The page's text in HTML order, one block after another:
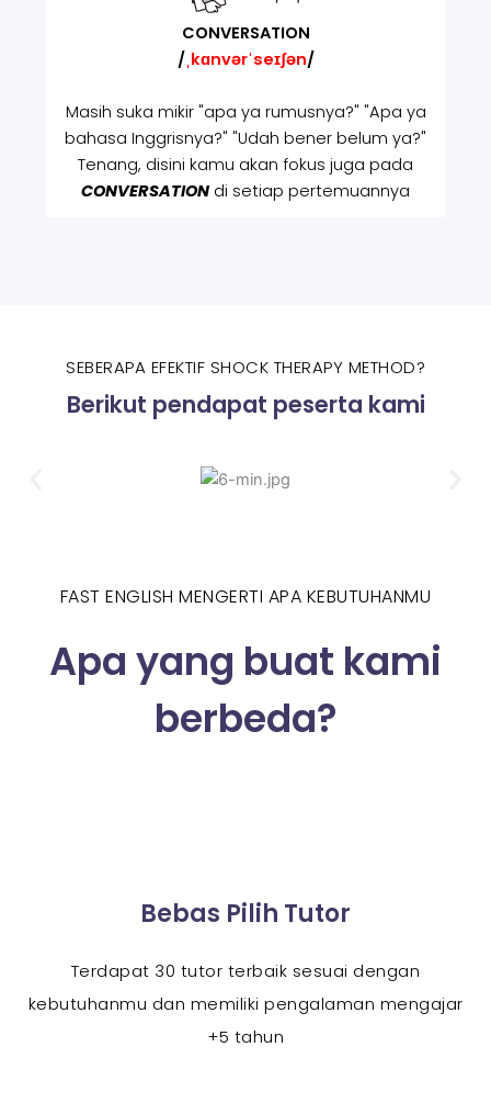
CONVERSATION
/ˌkɑnvərˈseɪʃən/
Masih suka mikir "apa ya rumusnya?" "Apa ya
bahasa Inggrisnya?" "Udah bener belum ya?"
Tenang, disini kamu akan fokus juga pada
CONVERSATION di setiap pertemuannya
SEBERAPA EFEKTIF SHOCK THERAPY METHOD?
Berikut pendapat peserta kami
FAST ENGLISH MENGERTI APA KEBUTUHANMU
Apa yang buat kami
berbeda?
Bebas Pilih Tutor
Terdapat 30 tutor terbaik sesuai dengan
kebutuhanmu dan memiliki pengalaman mengajar
+5 tahun